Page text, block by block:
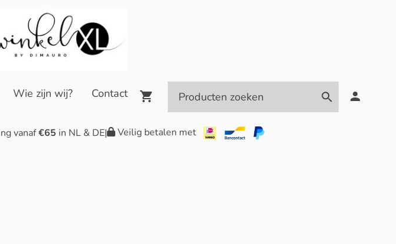
Wie zijn wij? Contact
vanaf€65 in NL & DE| Veilig betalen met